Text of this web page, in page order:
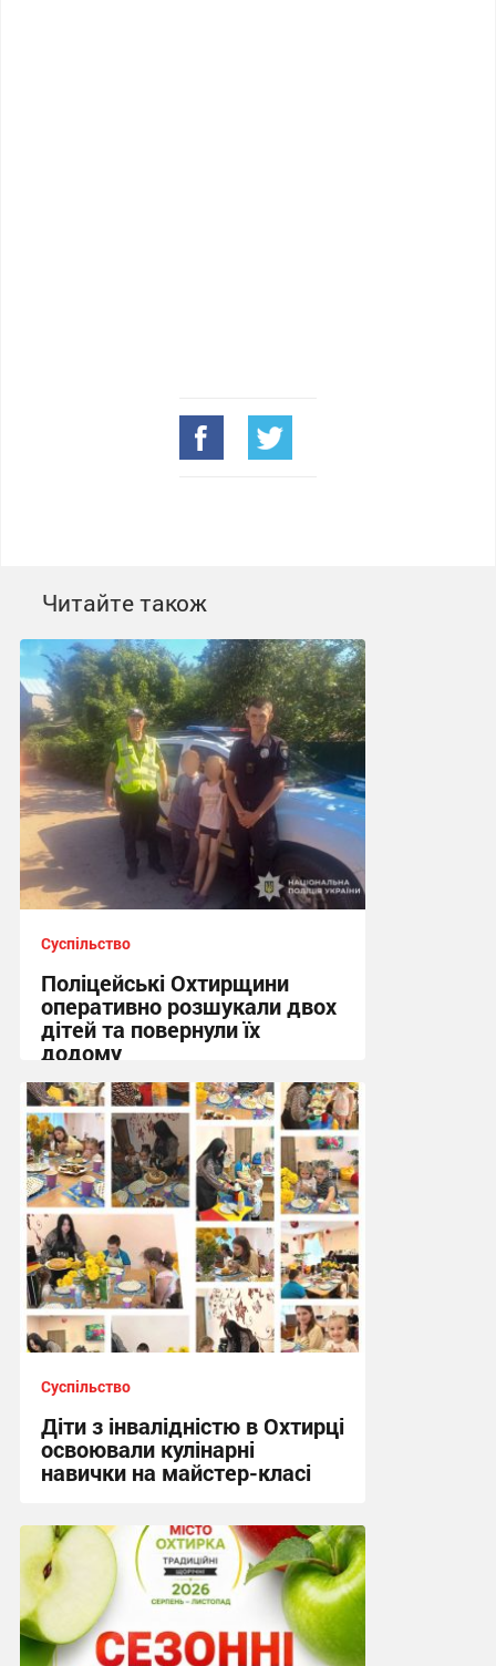
Читайте також
Суспільство
Поліцейські Охтирщини
оперативно розшукали двох
дітей та повернули їх
додому
10:19, 5.08.2026
Суспільство
Діти з інвалідністю в Охтирці
освоювали кулінарні
навички на майстер-класі
15:19, 4.08.2026